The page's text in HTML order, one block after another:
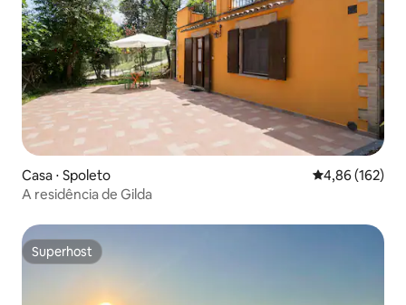
Casa ⋅ Spoleto 4,86 de uma
4,86 (162)
A residência de Gilda
Superhost
Superhost